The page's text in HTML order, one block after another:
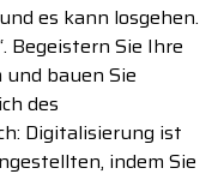
es kann losgehen.
Begeistern Sie Ihre
bauen Sie
des
Digitalisierung ist
indem Sie